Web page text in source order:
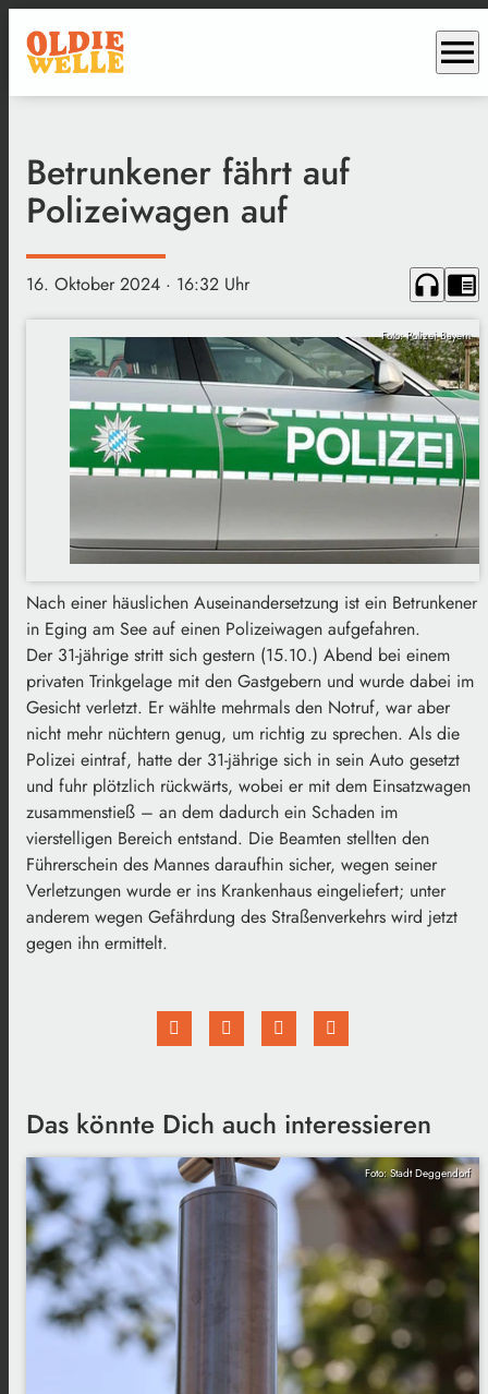
menu
Betrunkener fährt auf
Polizeiwagen auf
16. Oktober 2024 · 16:32 Uhr headphones chrome_reader_mode
Foto: Polizei Bayern
Nach einer häuslichen Auseinandersetzung ist ein Betrunkener
in Eging am See auf einen Polizeiwagen aufgefahren.
Der 31-jährige stritt sich gestern (15.10.) Abend bei einem
privaten Trinkgelage mit den Gastgebern und wurde dabei im
Gesicht verletzt. Er wählte mehrmals den Notruf, war aber
nicht mehr nüchtern genug, um richtig zu sprechen. Als die
Polizei eintraf, hatte der 31-jährige sich in sein Auto gesetzt
und fuhr plötzlich rückwärts, wobei er mit dem Einsatzwagen
zusammenstieß – an dem dadurch ein Schaden im
vierstelligen Bereich entstand. Die Beamten stellten den
Führerschein des Mannes daraufhin sicher, wegen seiner
Verletzungen wurde er ins Krankenhaus eingeliefert; unter
anderem wegen Gefährdung des Straßenverkehrs wird jetzt
gegen ihn ermittelt.
Das könnte Dich auch interessieren
Foto: Stadt Deggendorf